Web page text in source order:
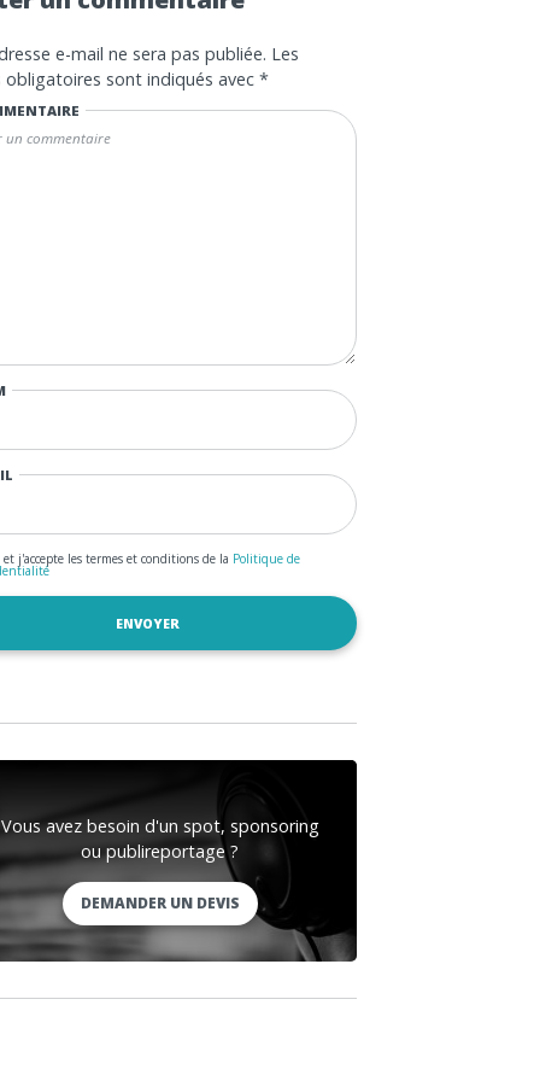
e-mail ne sera pas publiée. Les
obligatoires sont indiqués avec*
et j'accepte les termes et conditions de la Politique de
Vous avez besoin d'un spot, sponsoring
ou publireportage ?
DEMANDER UN DEVIS